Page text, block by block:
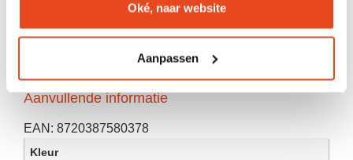
Oké, naar website
Aanpassen
koffielepels set van 12 zilver
praktische en duurzame toevoeging aan je keuken.
Aanvullende informatie
EAN: 8720387580378
Kleur